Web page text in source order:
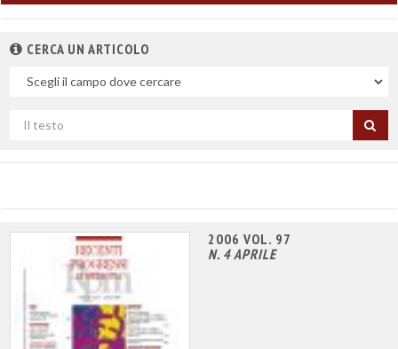
CERCA UN ARTICOLO
Nel
Cerca
2006 VOL. 97
N. 4 APRILE